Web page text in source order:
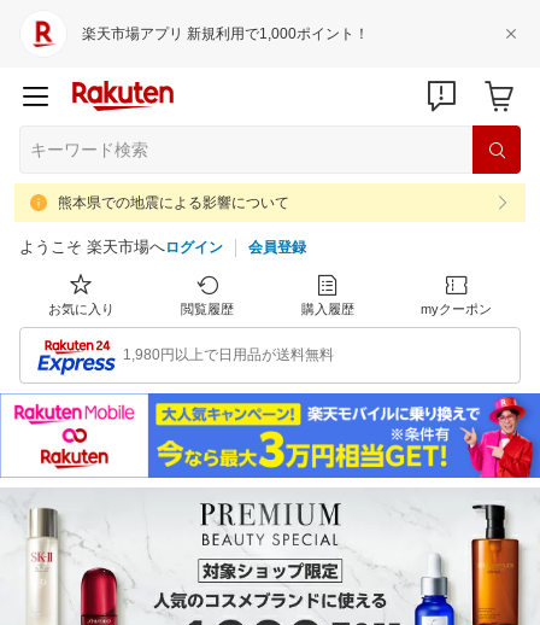
楽天市場アプリ 新規利用で1,000ポイント！
熊本県での地震による影響について
ようこそ 楽天市場へログイン 会員登録
お気に入り 閲覧履歴 購入履歴 myクーポン
1,980円以上で日用品が送料無料